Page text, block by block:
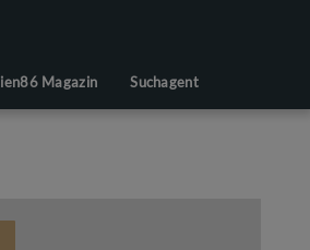
Magazin Suchagent